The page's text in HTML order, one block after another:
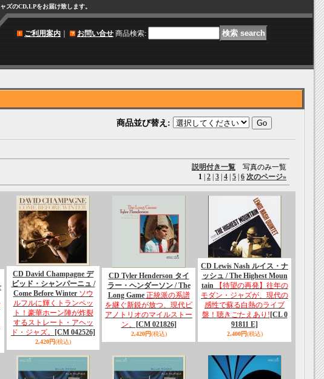
ズのCD,LPをお届け致します。
ご利用案内｜ お問い合せ 商品検索:
商品並び替え :
説明付き一覧 写真のみ一覧
1 2 3 4 5 6 次のページ»
CD David Champagne デ
ビッド・シャンパーニュ /
Come Before Winter ソウ
ルフルに輝くトランペッ
ト！豪華ホーン陣が炸裂
するストレート・アヘッ
ド・ジャズ。
[CM 042526]
2,420円(税込)
CD Tyler Henderson タイ
ラー・ヘンダーソン / The
Long Game 正統派の系譜
を継ぐ新鋭が放つ、現代ピ
アノトリオのマイルストー
ン。
[CM 021826]
2,420円(税込)
CD Lewis Nash ルイス・ナ
ッシュ / The Highest Moun
tain
【待望の再発】往年の
モダン・ジャズが、現代の
感性で蘇る白熱のライブ
盤！聴きごたえあり! [CL 0
91811 E]
2,400円(税込)